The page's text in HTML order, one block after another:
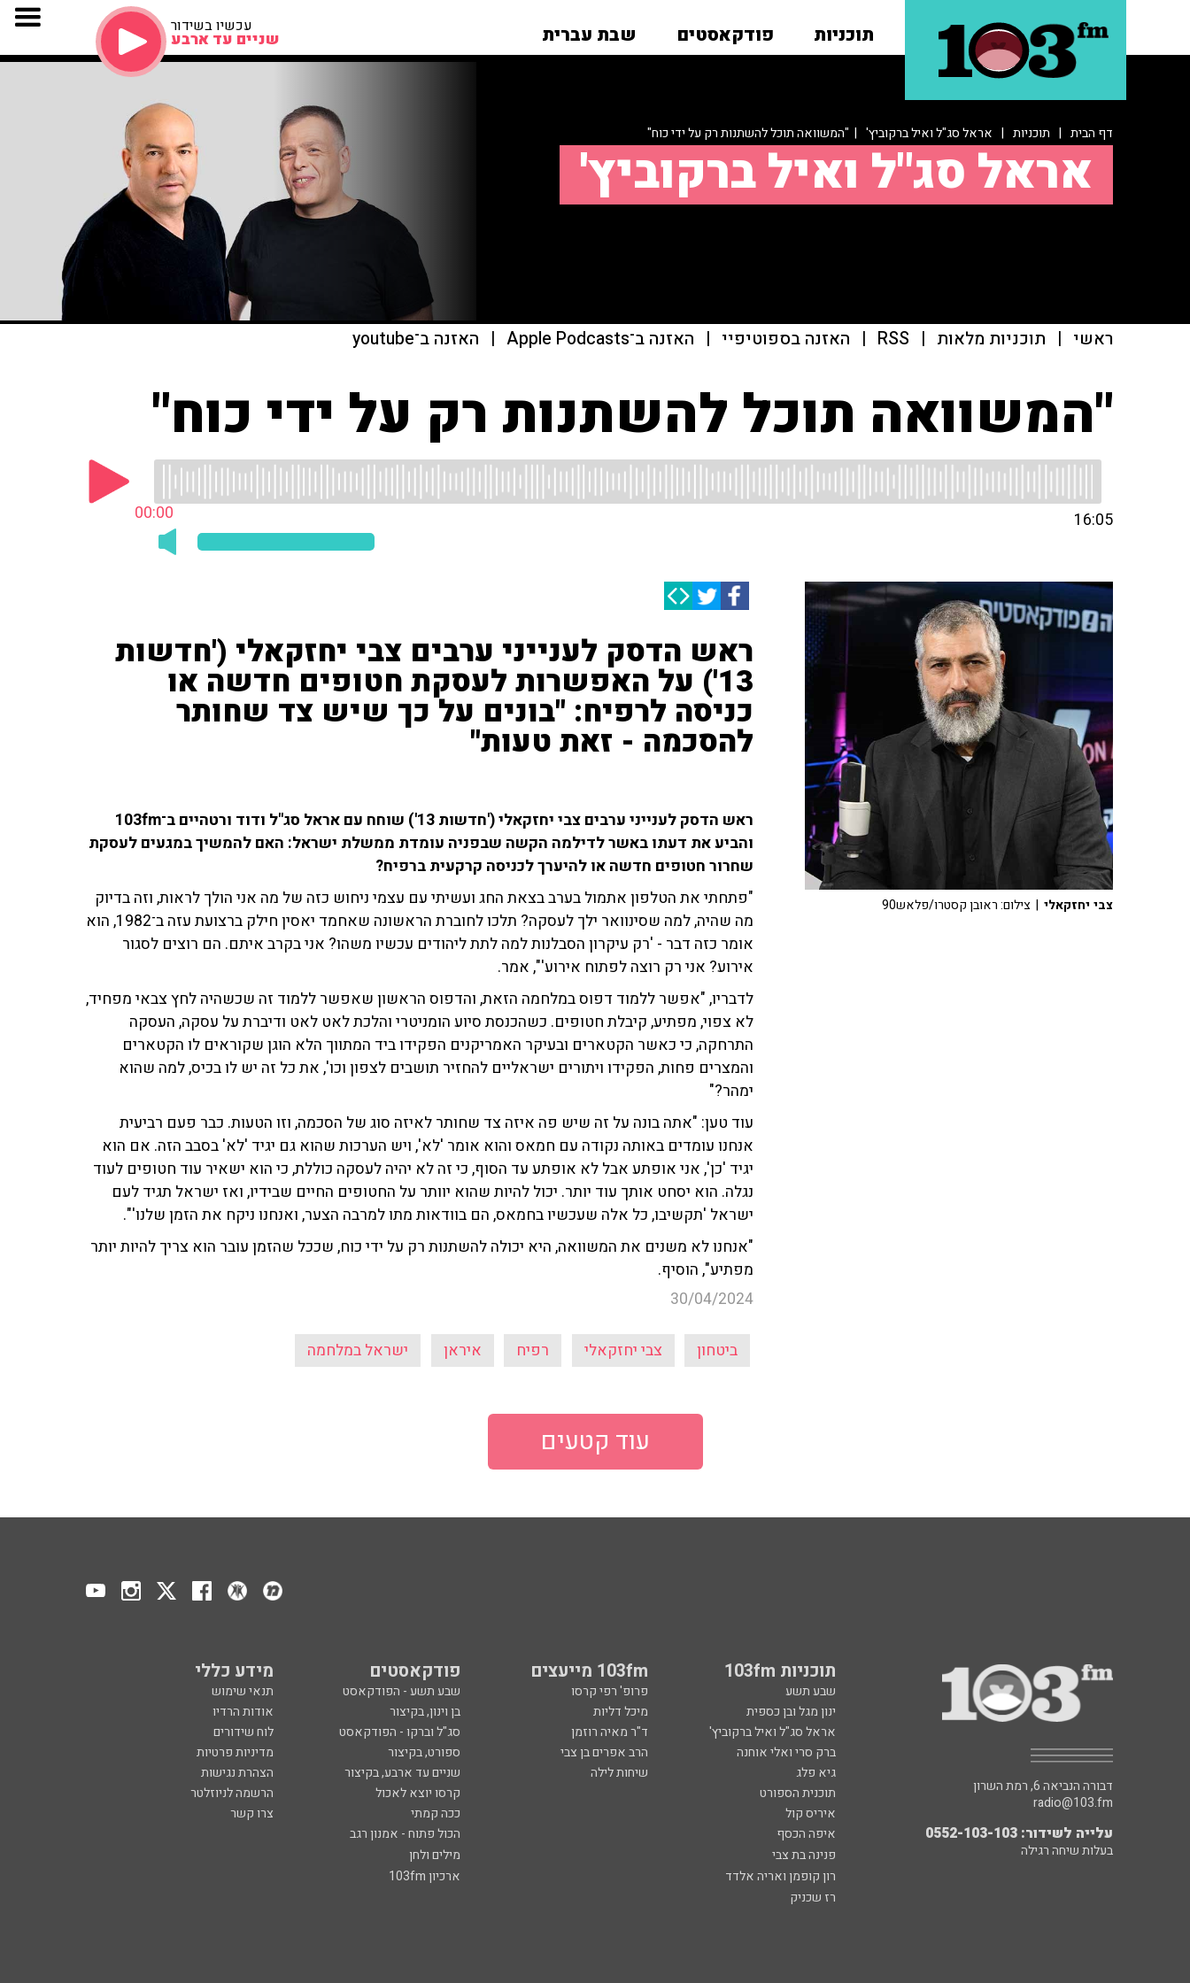
תוכניות פודקאסטים שבת עברית עכשיו בשידור
שניים עד ארבע
דף הבית | תוכניות | אראל סג"ל ואיל ברקוביץ' | "המשוואה תוכל להשתנות רק על ידי כוח"
אראל סג"ל ואיל ברקוביץ'
ראשי | תוכניות מלאות |
RSS
| האזנה בספוטיפיי | האזנה ב־Apple Podcasts | האזנה ב־youtube
"המשוואה תוכל להשתנות רק על ידי כוח"
00:00 16:05
ראש הדסק לענייני ערבים צבי יחזקאלי ('חדשות
13') על האפשרות לעסקת חטופים חדשה או
כניסה לרפיח: "בונים על כך שיש צד שחותר
להסכמה - זאת טעות"
ראש הדסק לענייני ערבים צבי יחזקאלי ('חדשות 13') שוחח עם אראל סג"ל ודוד ורטהיים ב־103fm
והביע את דעתו באשר לדילמה הקשה שבפניה עומדת ממשלת ישראל: האם להמשיך במגעים לעסקת
שחרור חטופים חדשה או להיערך לכניסה קרקעית ברפיח?
"פתחתי את הטלפון אתמול בערב בצאת החג ועשיתי עם עצמי ניחוש כזה של מה אני הולך לראות, וזה בדיוק
מה שהיה, למה שסינוואר ילך לעסקה? תלכו לחוברת הראשונה שאחמד יאסין חילק ברצועת עזה ב־1982, הוא
אומר כזה דבר - 'רק עיקרון הסבלנות למה לתת ליהודים עכשיו משהו? אני בקרב איתם. הם רוצים לסגור
אירוע? אני רק רוצה לפתוח אירוע'", אמר.
לדבריו, "אפשר ללמוד דפוס במלחמה הזאת, והדפוס הראשון שאפשר ללמוד זה שכשהיה לחץ צבאי מפחיד,
לא צפוי, מפתיע, קיבלת חטופים. כשהכנסת סיוע הומניטרי והלכת לאט לאט ודיברת על עסקה, העסקה
התרחקה, כי כאשר הקטארים ובעיקר האמריקנים הפקידו ביד המתווך הלא הוגן שקוראים לו הקטארים
והמצרים פחות, הפקידו ויתורים ישראליים להחזיר תושבים לצפון וכו', את כל זה יש לו בכיס, למה שהוא
ימהר?"
עוד טען: "אתה בונה על זה שיש פה איזה צד שחותר לאיזה סוג של הסכמה, וזו הטעות. כבר פעם רביעית
אנחנו עומדים באותה נקודה עם חמאס והוא אומר 'לא', ויש הערכות שהוא גם יגיד 'לא' בסבב הזה. אם הוא
יגיד 'כן', אני אופתע אבל לא אופתע עד הסוף, כי זה לא יהיה לעסקה כוללת, כי הוא ישאיר עוד חטופים לעוד
נגלה. הוא יסחט אותך עוד יותר. יכול להיות שהוא יוותר על החטופים החיים שבידיו, ואז ישראל תגיד לעם
ישראל 'תקשיבו, כל אלה שעכשיו בחמאס, הם בוודאות מתו למרבה הצער, ואנחנו ניקח את הזמן שלנו'".
"אנחנו לא משנים את המשוואה, היא יכולה להשתנות רק על ידי כוח, שככל שהזמן עובר הוא צריך להיות יותר
מפתיע", הוסיף.
30/04/2024
ביטחון צבי יחזקאלי רפיח איראן ישראל במלחמה
צבי יחזקאלי | צילום: ראובן קסטרו/פלאש90
עוד קטעים
תוכניות 103fm 103fm מייעצים פודקאסטים מידע כללי
שבע תשע פרופ' רפי קרסו שבע תשע - הפודקאסט
תנאי שימוש
ינון מגל ובן כספית
מיכל דליות בן וינון, בקיצור
אודות הרדיו
אראל סג"ל ואיל ברקוביץ'
ד"ר מאיה רוזמן סג"ל וברקו - הפודקאסט
לוח שידורים
ברק סרי ואלי אוחנה
הרב אפרים בן צבי ספורט, בקיצור
מדיניות פרטיות
גיא פלג
שיחות לילה שניים עד ארבע, בקיצור
הצהרת נגישות
תוכנית הספורט
קרסו יוצא לאכול
הרשמה לניוזלטר
איריס קול
ככה קמתי
צרו קשר
איפה הכסף
הכול פתוח - אמנון רגב
פנינה בת צבי
מילים ולחן
רון קופמן ואריה אלדד
ארכיון 103fm
רז שכניק
דבורה הנביאה 6, רמת השרון
radio@103.fm
עלייה לשידור: 0552-103-103
בעלות שיחה רגילה